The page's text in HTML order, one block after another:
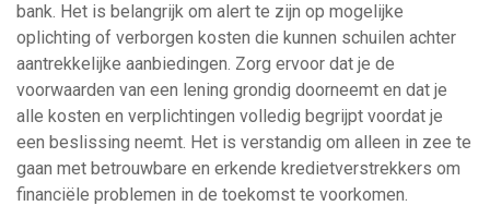
bank. Het is belangrijk om alert te zijn op mogelijke
oplichting of verborgen kosten die kunnen schuilen achter
aantrekkelijke aanbiedingen. Zorg ervoor dat je de
voorwaarden van een lening grondig doorneemt en dat je
alle kosten en verplichtingen volledig begrijpt voordat je
een beslissing neemt. Het is verstandig om alleen in zee te
gaan met betrouwbare en erkende kredietverstrekkers om
financiële problemen in de toekomst te voorkomen.